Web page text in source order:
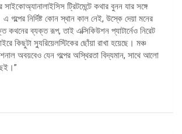
সাইকোঅ্যানালাইসিস ট্রিটমেন্টে কথার বুনন যার সঙ্গে
গল্পের নির্দিষ্ট কোন স্থান কাল নেই, উস্কে দেয়া মনের
কথনের ব্যক্ত রূপ, তাই এক্সিকিউশন প্যাটার্নেও নিরেট
কিছুটা স্যুরিয়েলস্টিকের ছোঁয়া রাখা হয়েছে। মঞ্চ
অবয়বেও যেন গল্পের অস্থিরতা বিদ্যমান, সাথে আলো